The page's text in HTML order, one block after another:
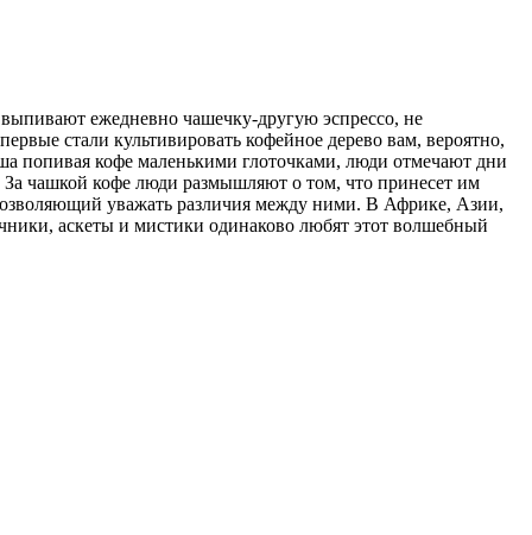
ежедневно чашечку-другую эспрессо, не
стали культивировать кофейное дерево вам, вероятно,
попивая кофе маленькими глоточками, люди отмечают дни
чашкой кофе люди размышляют о том, что принесет им
уважать различия между ними. В Африке, Азии,
аскеты и мистики одинаково любят этот волшебный